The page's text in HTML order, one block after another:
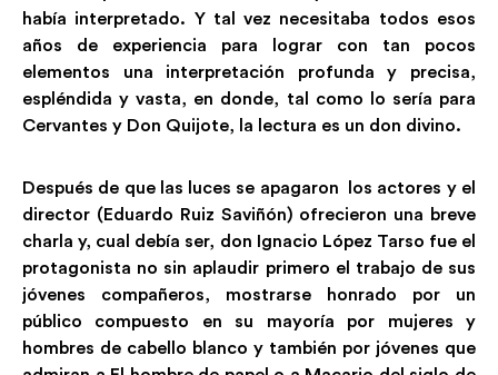
había interpretado. Y tal vez necesitaba todos esos
años de experiencia para lograr con tan pocos
elementos una interpretación profunda y precisa,
espléndida y vasta, en donde, tal como lo sería para
Cervantes y Don Quijote, la lectura es un don divino.
Después de que las luces se apagaron los actores y el
director (Eduardo Ruiz Saviñón) ofrecieron una breve
charla y, cual debía ser, don Ignacio López Tarso fue el
protagonista no sin aplaudir primero el trabajo de sus
jóvenes compañeros, mostrarse honrado por un
público compuesto en su mayoría por mujeres y
hombres de cabello blanco y también por jóvenes que